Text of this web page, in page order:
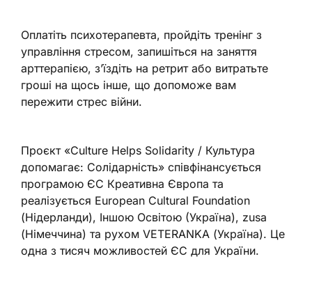
Оплатіть психотерапевта, пройдіть тренінг з
управління стресом, запишіться на заняття
арттерапією, з’їздіть на ретрит або витратьте
гроші на щось інше, що допоможе вам
пережити стрес війни.
Проєкт «Culture Helps Solidarity / Культура
допомагає: Солідарність» співфінансується
програмою ЄС Креативна Європа та
реалізується European Cultural Foundation
(Нідерланди), Іншою Освітою (Україна), zusa
(Німеччина) та рухом VETERANKA (Україна). Це
одна з тисяч можливостей ЄС для України.